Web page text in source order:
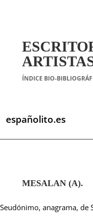
ÍNDICE BIO-
españolito.es
MESALAN (A).
Seudónimo, anagrama, de